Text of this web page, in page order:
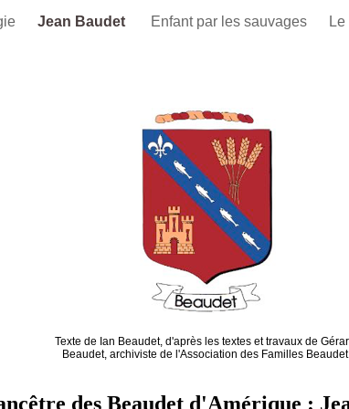
Jean Baudet Enfant par les sauvages
des Beaudet d'Amérique :
Texte de Ian Beaudet, d'après les textes et travaux de
Beaudet, archiviste de l'Association des Familles Beaudet